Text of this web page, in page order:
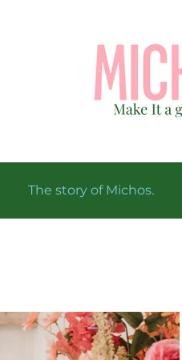
The story of Michos.